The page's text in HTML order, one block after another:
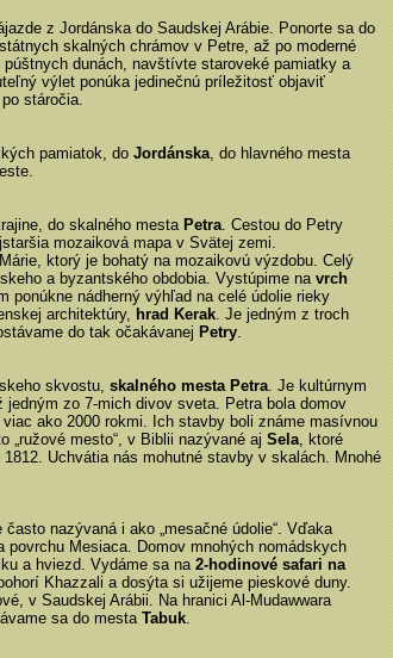
z Jordánska do Saudskej Arábie. Ponorte sa do
skalných chrámov v Petre, až po moderné
dunách, navštívte staroveké pamiatky a
výlet ponúka jedinečnú príležitosť objaviť
stáročia.
pamiatok, do Jordánska, do hlavného mesta
do skalného mesta Petra. Cestou do Petry
mozaiková mapa v Svätej zemi.
ktorý je bohatý na mozaikovú výzdobu. Celý
a byzantského obdobia. Vystúpime na vrch
ponúkne nádherný výhľad na celé údolie rieky
architektúry, hrad Kerak. Je jedným z troch
do tak očakávanej Petry.
skvostu, skalného mesta Petra. Je kultúrnym
zo 7-mich divov sveta. Petra bola domov
ako 2000 rokmi. Ich stavby boli známe masívnou
„ružové mesto“, v Biblii nazývané aj Sela, ktoré
Uchvátia nás mohutné stavby v skalách. Mnohé
často nazývaná i ako „mesačné údolie“. Vďaka
Mesiaca. Domov mnohých nomádskych
a hviezd. Vydáme sa na 2-hodinové safari na
Khazzali a dosýta si užijeme pieskové duny.
v Saudskej Arábii. Na hranici Al-Mudawwara
sa do mesta Tabuk.